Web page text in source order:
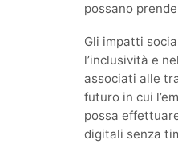
possano
Gli impatti
l’inclusività e
associati alle
futuro in cui
possa
digitali senza